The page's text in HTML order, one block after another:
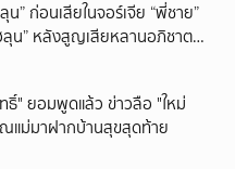
น” ก่อนเสียในจอร์เจีย “พี่ชาย”
ลุน” หลังสูญเสียหลานอภิชาต
" ยอมพูดแล้ว ข่าวลือ "ใหม่
ณแม่มาฝากบ้านสุขสุดท้าย